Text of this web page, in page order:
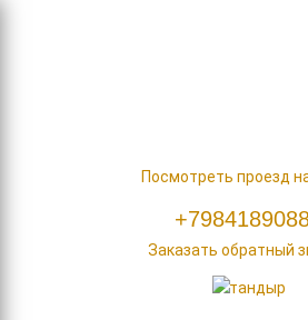
Посмотреть проезд
Заказать обратный